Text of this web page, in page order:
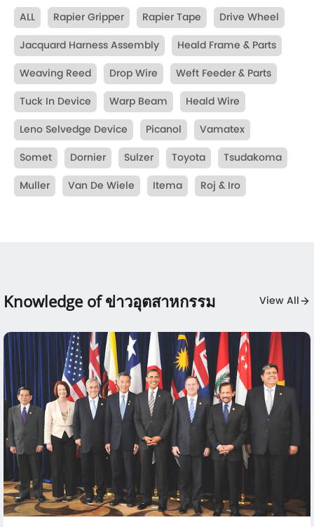
ALL Rapier Gripper Rapier Tape
Drive Wheel
Jacquard Harness Assembly
Heald Frame & Parts
Weaving Reed
Drop Wire
Weft Feeder & Parts
Tuck In Device
Warp Beam
Heald Wire
Leno Selvedge Device
Picanol
Vamatex
Somet
Dornier Sulzer Toyota
Tsudakoma
Muller
Van De Wiele Itema Roj & Iro
Knowledge of ข่าวอุตสาหกรรม View All